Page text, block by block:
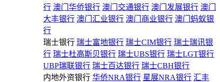
行 澳门华侨银行 澳门交通银行 澳门发展银行 澳门
大丰银行 澳门汇业银行 澳门商业银行 澳门蚂蚁银
行
瑞士银行 瑞士富地银行 瑞士CIM银行 瑞士瑞讯银
行 瑞士杜高斯贝银行 瑞士UBS银行 瑞士LGT银行
UBP瑞联银行 瑞士百达银行 瑞士CBH银行
内地外资银行 华侨NRA银行 星展NRA银行 汇丰